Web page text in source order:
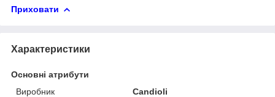
Приховати
Характеристики
Основні атрибути
Виробник
Candioli